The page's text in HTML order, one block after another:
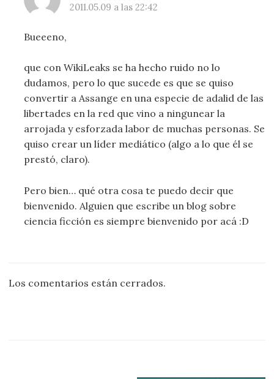
2011.05.09 a las 22:42
Bueeeno,
que con WikiLeaks se ha hecho ruido no lo
dudamos, pero lo que sucede es que se quiso
convertir a Assange en una especie de adalid de las
libertades en la red que vino a ningunear la
arrojada y esforzada labor de muchas personas. Se
quiso crear un líder mediático (algo a lo que él se
prestó, claro).
Pero bien… qué otra cosa te puedo decir que
bienvenido. Alguien que escribe un blog sobre
ciencia ficción es siempre bienvenido por acá :D
Los comentarios están cerrados.